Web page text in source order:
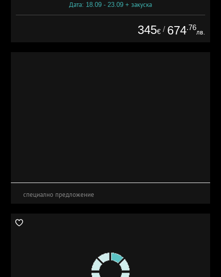
Дата: 18.09 - 23.09 + закуска
345€ / 674.76
лв.
специално предложение